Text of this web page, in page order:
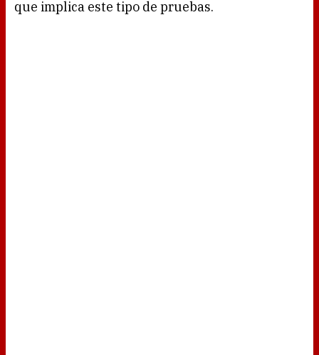
que implica este tipo de pruebas.